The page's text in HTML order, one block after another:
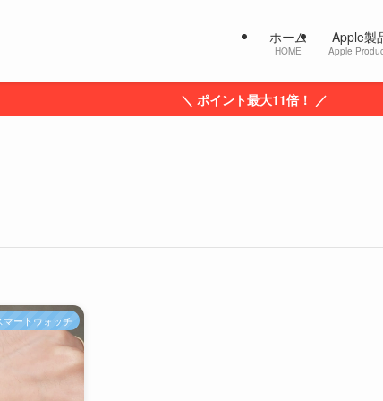
ホーム
HOME
Apple製
Apple
＼ ポイント最大11倍！ ／
マートウォッチ